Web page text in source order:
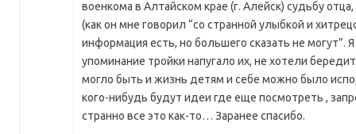
военкома в Алтайском крае (г. Алейск) судьбу
(как он мне говорил “со странной улыбкой и
информация есть, но большего сказать не могут”.
упоминание тройки напугало их, не хотели
могло быть и жизнь детям и себе можно было
кого-нибудь будут идеи где еще посмотреть ,
странно все это как-то… Заранее спасибо.